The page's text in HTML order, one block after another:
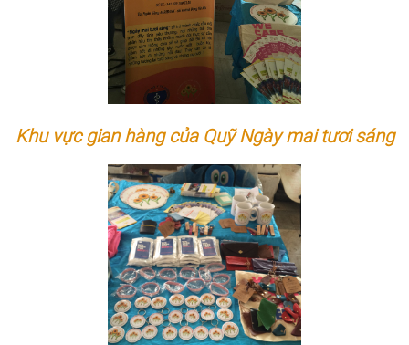
Khu vực gian hàng của Quỹ Ngày mai tươi sáng